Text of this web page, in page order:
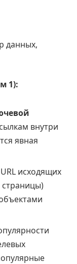
данных,
1):
внутри
явная
исходящих
страницы)